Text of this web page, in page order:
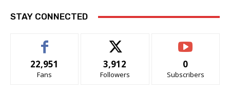
STAY CONNECTED
22,951
Fans
3,912
Followers
0
Subscribers